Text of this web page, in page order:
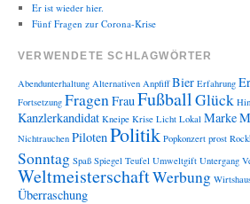
Er ist wieder hier.
Fünf Fragen zur Corona-Krise
VERWENDETE SCHLAGWÖRTER
Abendunterhaltung Alternativen Anpfiff Bier Erfahrung
Fortsetzung FragenFrauFußballGlück
Kanzlerkandidat Kneipe Krise Licht Lokal Marke
Nichtrauchen PilotenPolitik Popkonzert prost
Sonntag Spaß Spiegel Teufel Umweltgift Untergang
WeltmeisterschaftWerbung
Überraschung